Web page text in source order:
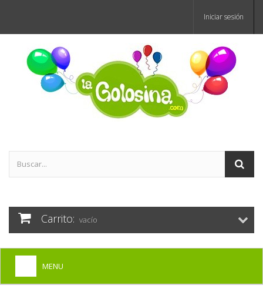
Iniciar sesión
Carrito: vacío
MENU